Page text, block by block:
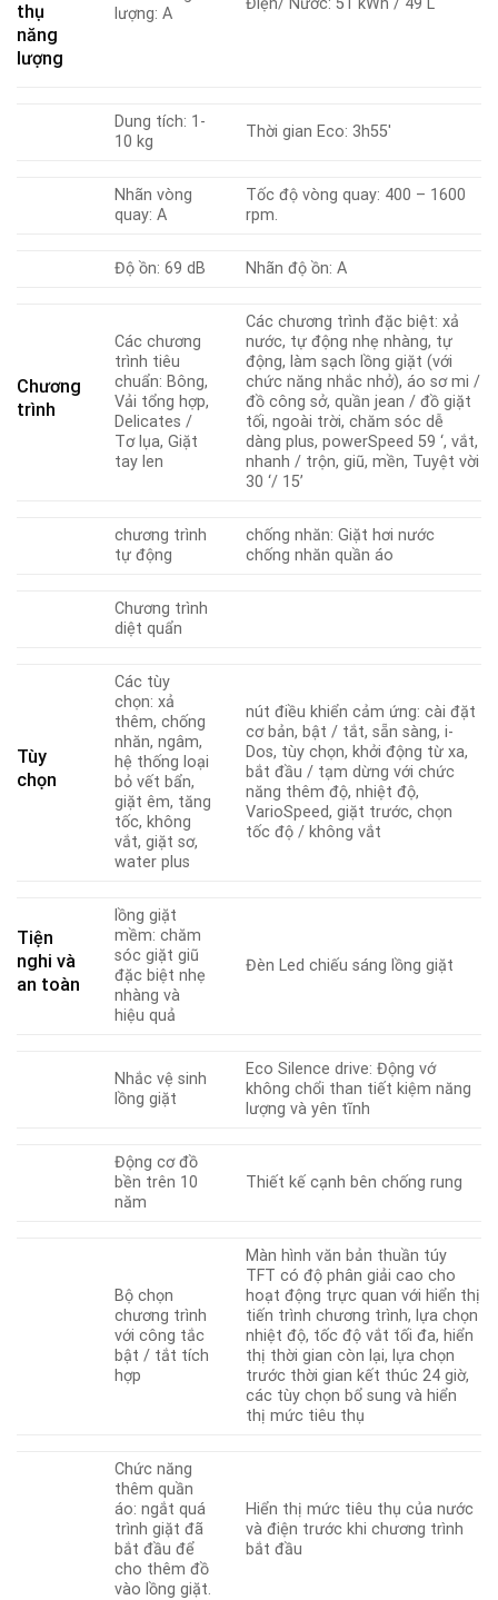
thụ
năng
lượng
lượng: A
Điện/ Nước: 51 kWh / 49 L
Dung tích: 1-
10 kg
Thời gian Eco: 3h55′
Nhãn vòng
quay: A
Tốc độ vòng quay: 400 – 1600
rpm.
Độ ồn: 69 dB Nhãn độ ồn: A
Chương
trình
Các chương
trình tiêu
chuẩn: Bông,
Vải tổng hợp,
Delicates /
Tơ lụa, Giặt
tay len
Các chương trình đặc biệt: xả
nước, tự động nhẹ nhàng, tự
động, làm sạch lồng giặt (với
chức năng nhắc nhở), áo sơ mi /
đồ công sở, quần jean / đồ giặt
tối, ngoài trời, chăm sóc dễ
dàng plus, powerSpeed ​​59 ‘, vắt,
nhanh / trộn, giũ, mền, Tuyệt vời
30 ‘/ 15’
chương trình
tự động
chống nhăn: Giặt hơi nước
chống nhăn quần áo
Chương trình
diệt quẩn
Tùy
chọn
Các tùy
chọn: xả
thêm, chống
nhăn, ngâm,
hệ thống loại
bỏ vết bẩn,
giặt êm, tăng
tốc, không
vắt, giặt sơ,
water plus
nút điều khiển cảm ứng: cài đặt
cơ bản, bật / tắt, sẵn sàng, i-
Dos, tùy chọn, khởi động từ xa,
bắt đầu / tạm dừng với chức
năng thêm độ, nhiệt độ,
VarioSpeed, giặt trước, chọn
tốc độ / không vắt
Tiện
nghi và
an toàn
lồng giặt
mềm: chăm
sóc giặt giũ
đặc biệt nhẹ
nhàng và
hiệu quả
Đèn Led chiếu sáng lồng giặt
Nhắc vệ sinh
lồng giặt
Eco Silence drive: Động vớ
không chổi than tiết kiệm năng
lượng và yên tĩnh
Động cơ đồ
bền trên 10
năm
Thiết kế cạnh bên chống rung
Bộ chọn
chương trình
với công tắc
bật / tắt tích
hợp
Màn hình văn bản thuần túy
TFT có độ phân giải cao cho
hoạt động trực quan với hiển thị
tiến trình chương trình, lựa chọn
nhiệt độ, tốc độ vắt tối đa, hiển
thị thời gian còn lại, lựa chọn
trước thời gian kết thúc 24 giờ,
các tùy chọn bổ sung và hiển
thị mức tiêu thụ
Chức năng
thêm quần
áo: ngắt quá
trình giặt đã
bắt đầu để
cho thêm đồ
vào lồng giặt.
Hiển thị mức tiêu thụ của nước
và điện trước khi chương trình
bắt đầu